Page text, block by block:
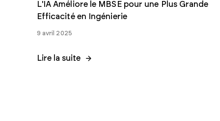
L'IA Améliore le MBSE pour une Plus Grande
Efficacité en Ingénierie
9 avril 2025
Lire la suite